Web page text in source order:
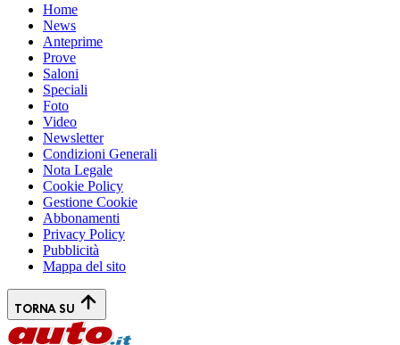
Home
News
Anteprime
Prove
Saloni
Speciali
Foto
Video
Newsletter
Condizioni Generali
Nota Legale
Cookie Policy
Gestione Cookie
Abbonamenti
Privacy Policy
Pubblicità
Mappa del sito
TORNA SU